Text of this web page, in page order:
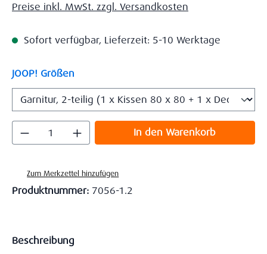
Preise inkl. MwSt. zzgl. Versandkosten
Sofort verfügbar, Lieferzeit: 5-10 Werktage
JOOP! Größen
Produkt Anzahl: Gib den gewünschten
In den Warenkorb
Zum Merkzettel hinzufügen
Produktnummer: 7056-1.2
Beschreibung